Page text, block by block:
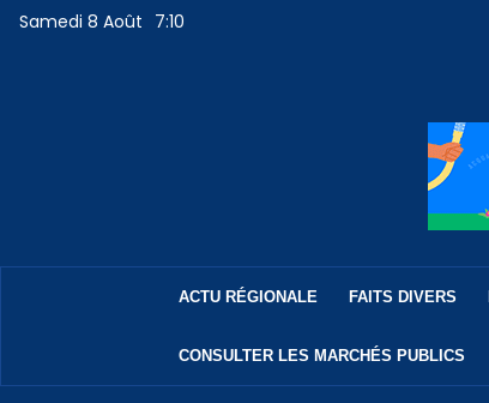
Samedi 8 Août 7:10
ACTU RÉGIONALE FAITS DIVERS
CONSULTER LES MARCHÉS PUBLICS